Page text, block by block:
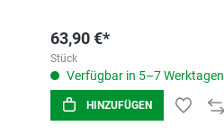
63,90 €*
Stück
Verfügbar in 5–7 Werktagen
HINZUFÜGEN